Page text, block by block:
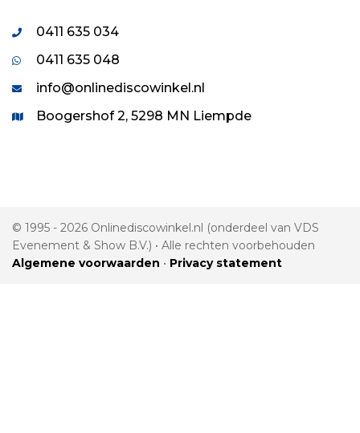
0411 635 034
0411 635 048
info@onlinediscowinkel.nl
Boogershof 2, 5298 MN Liempde
© 1995 - 2026 Onlinediscowinkel.nl (onderdeel van VDS
Evenement & Show B.V.) • Alle rechten voorbehouden
Algemene voorwaarden • Privacy statement